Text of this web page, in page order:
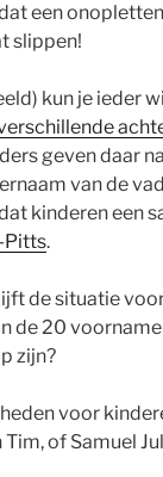
een
slippen!
kun je ieder
geven daar
van de
kinderen een
Pitts.
de situatie
de 20
zijn?
voor
Tim, of Samuel